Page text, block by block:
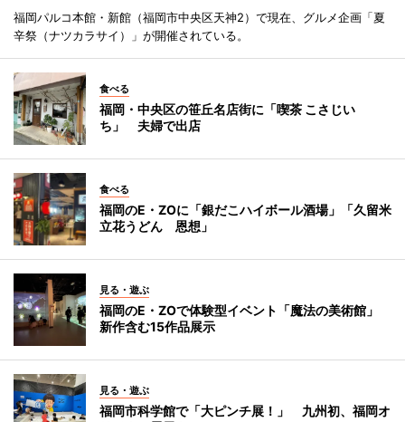
福岡パルコ本館・新館（福岡市中央区天神2）で現在、グルメ企画「夏
辛祭（ナツカラサイ）」が開催されている。
食べる
福岡・中央区の笹丘名店街に「喫茶 こさじい
ち」 夫婦で出店
食べる
福岡のE・ZOに「銀だこハイボール酒場」「久留米
立花うどん 恩想」
見る・遊ぶ
福岡のE・ZOで体験型イベント「魔法の美術館」
新作含む15作品展示
見る・遊ぶ
福岡市科学館で「大ピンチ展！」 九州初、福岡オ